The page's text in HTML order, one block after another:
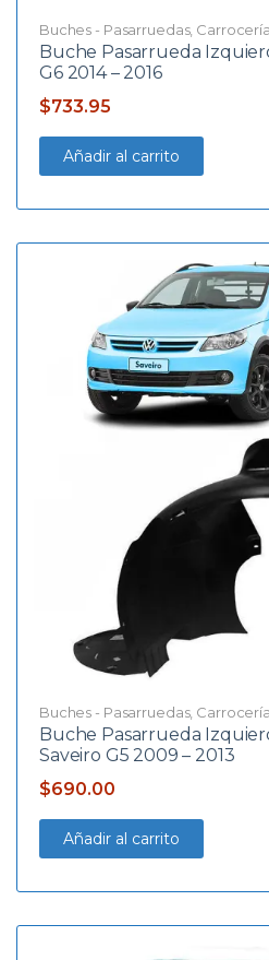
Buches - Pasarruedas, Carrocería
Buche Pasarrueda
G6 2014 – 2016
$733.95
Añadir al carrito
Buches - Pasarruedas, Carrocería
Buche Pasarrueda
Saveiro G5 2009 – 2013
$690.00
Añadir al carrito